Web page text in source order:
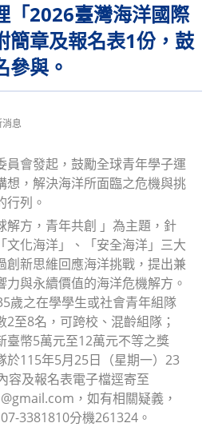
「2026臺灣海洋國際
簡章及報名表1份，鼓
參與。
息
員會發起，鼓勵全球青年學子運
想，解決海洋所面臨之危機與挑
行列。
解方，青年共創 」為主題，針
文化海洋」、「安全海洋」三大
創新思維回應海洋挑戰，提出兼
力與永續價值的海洋危機解方。
歲之在學學生或社會青年組隊
至8名，可跨校、混齡組隊；
臺幣5萬元至12萬元不等之獎
於115年5月25日（星期一）23
容及報名表電子檔逕寄至
，如有相關疑義，
3381810分機261324。